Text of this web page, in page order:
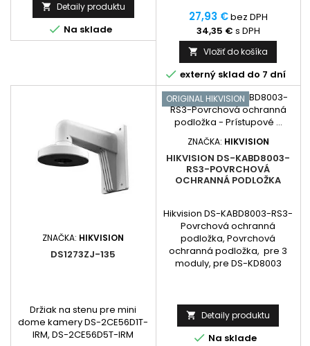
 Detaily produktu
 Na sklade
27,93 €bez DPH
34,35 € s DPH
 Vložiť do košíka
 externý sklad do 7 dní
ZNAČKA: HIKVISION
DS1273ZJ-135
Držiak na stenu pre mini
dome kamery DS-2CE56D1T-
IRM, DS-2CE56D5T-IRM
ORIGINAL HIKVISION
ZNAČKA: HIKVISION
HIKVISION DS-KABD8003-
RS3-POVRCHOVÁ
OCHRANNÁ PODLOŽKA
Hikvision DS-KABD8003-RS3-
Povrchová ochranná
podložka, Povrchová
ochranná podložka, pre 3
moduly, pre DS-KD8003
 Detaily produktu
 Na sklade